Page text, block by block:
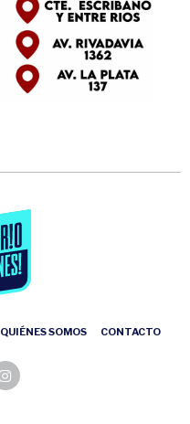
QUIÉNES SOMOS CONTACTO